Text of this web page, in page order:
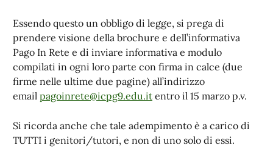
Essendo questo un obbligo di legge, si prega di
prendere visione della brochure e dell’informativa
Pago In Rete e di inviare informativa e modulo
compilati in ogni loro parte con firma in calce (due
firme nelle ultime due pagine) all’indirizzo
email pagoinrete@icpg9.edu.it entro il 15 marzo p.v.
Si ricorda anche che tale adempimento è a carico di
TUTTI i genitori/tutori, e non di uno solo di essi.